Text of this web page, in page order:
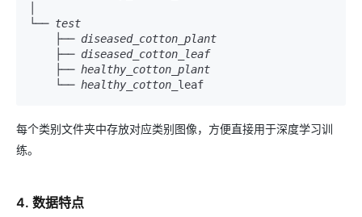
└── test
    └── healthy_cotton_
每个类别文件夹中存放对应类别图像，方便直接用于深度学习训
练。
4. 数据特点